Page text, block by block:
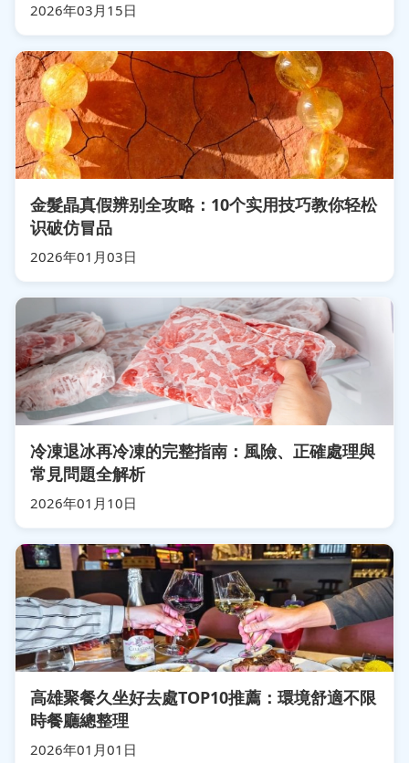
2026年03月15日
金髮晶真假辨别全攻略：10个实用技巧教你轻松
识破仿冒品
2026年01月03日
冷凍退冰再冷凍的完整指南：風險、正確處理與
常見問題全解析
2026年01月10日
高雄聚餐久坐好去處TOP10推薦：環境舒適不限
時餐廳總整理
2026年01月01日